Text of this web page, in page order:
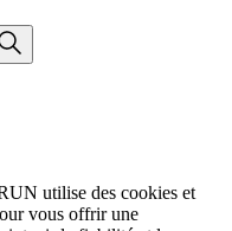
utilise des cookies et
vous offrir une